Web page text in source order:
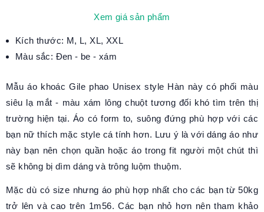
Xem giá sản phẩm
Kích thước: M, L, XL, XXL
Màu sắc: Đen - be - xám
Mẫu áo khoác Gile phao Unisex style Hàn này có phối màu
siêu lạ mắt - màu xám lông chuột tương đối khó tìm trên thị
trường hiện tại. Áo có form to, suông đứng phù hợp với các
bạn nữ thích mặc style cá tính hơn. Lưu ý là với dáng áo như
này bạn nên chọn quần hoặc áo trong fit người một chút thì
sẽ không bị dìm dáng và trông luộm thuộm.
Mặc dù có size nhưng áo phù hợp nhất cho các bạn từ 50kg
trở lên và cao trên 1m56. Các bạn nhỏ hơn nên tham khảo